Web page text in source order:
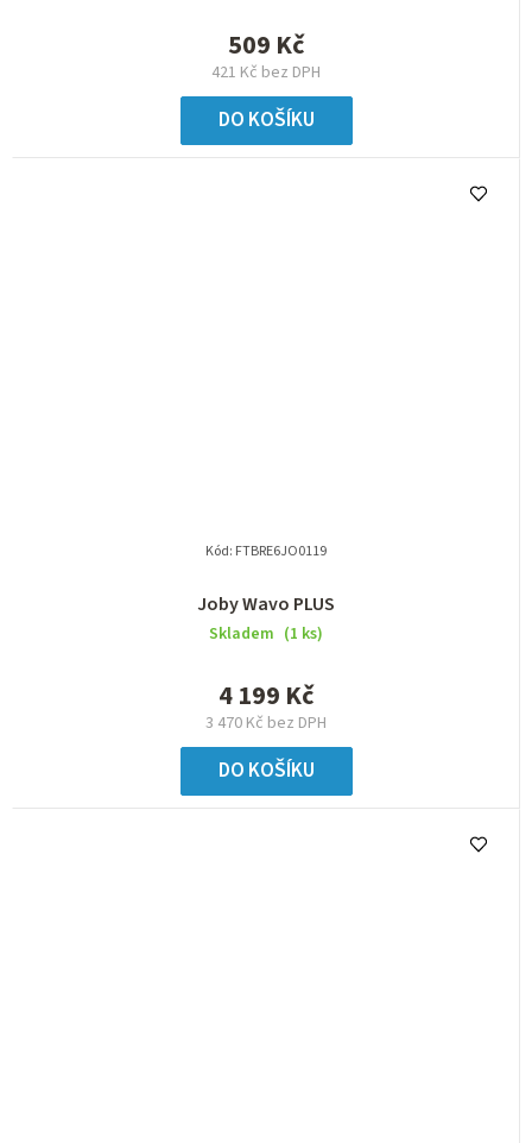
421 Kč bez DPH
509 Kč
DO KOŠÍKU
Joby Wavo PLUS
Skladem (1 ks)
3 470 Kč bez DPH
4 199 Kč
DO KOŠÍKU
Kód: FTBRE6JO0119